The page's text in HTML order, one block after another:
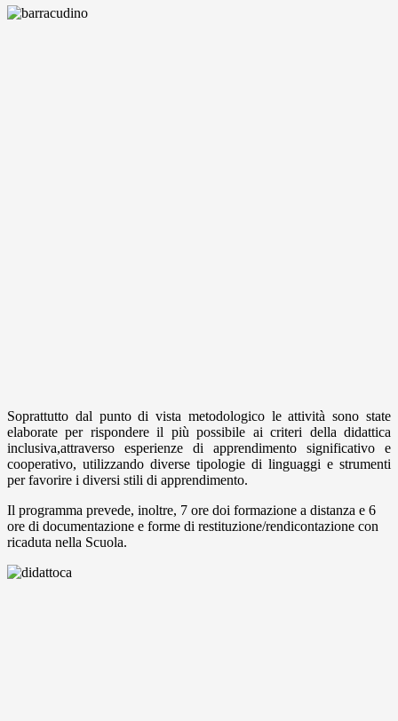
Soprattutto dal punto di vista metodologico le attività sono state
elaborate per rispondere il più possibile ai criteri della didattica
inclusiva,attraverso esperienze di apprendimento significativo e
cooperativo, utilizzando diverse tipologie di linguaggi e strumenti
per favorire i diversi stili di apprendimento.
Il programma prevede, inoltre, 7 ore doi formazione a distanza e 6
ore di documentazione e forme di restituzione/rendicontazione con
ricaduta nella Scuola.